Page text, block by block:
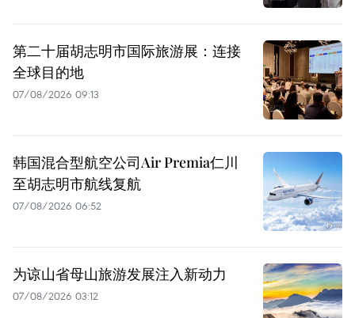
第二十届胡志明市国际旅游展：连接
全球目的地
07/08/2026 09:13
韩国混合型航空公司Air Premia仁川
至胡志明市航线复航
07/08/2026 06:52
为谅山省母山旅游发展注入新动力
07/08/2026 03:12